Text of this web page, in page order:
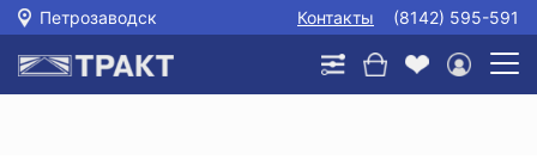
Петрозаводск Контакты (8142) 595-591